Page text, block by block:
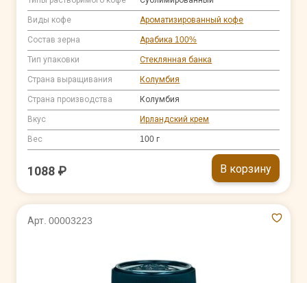
Виды кофе Ароматизированный кофе
Состав зерна Арабика 100%
Тип упаковки Стеклянная банка
Страна выращивания Колумбия
Страна производства Колумбия
Вкус Ирландский крем
Вес 100 г
1088 ₽ В корзину
Арт. 00003223